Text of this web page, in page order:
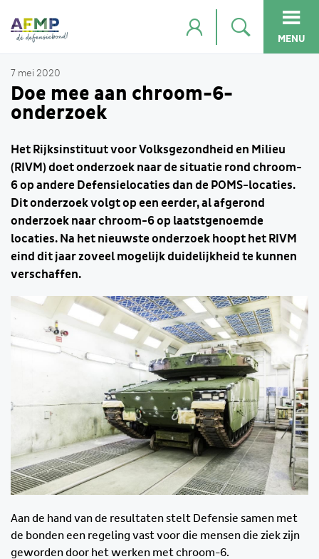
MENU
7 mei 2020
Doe mee aan chroom-6-
onderzoek
Het Rijksinstituut voor Volksgezondheid en Milieu
(RIVM) doet onderzoek naar de situatie rond chroom-
6 op andere Defensielocaties dan de POMS-locaties.
Dit onderzoek volgt op een eerder, al afgerond
onderzoek naar chroom-6 op laatstgenoemde
locaties. Na het nieuwste onderzoek hoopt het RIVM
eind dit jaar zoveel mogelijk duidelijkheid te kunnen
verschaffen.
Aan de hand van de resultaten stelt Defensie samen met
de bonden een regeling vast voor die mensen die ziek zijn
geworden door het werken met chroom-6.